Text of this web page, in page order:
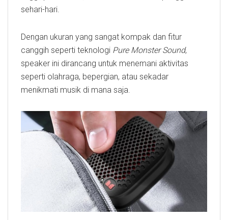
sehari-hari.
Dengan ukuran yang sangat kompak dan fitur
canggih seperti teknologi Pure Monster Sound,
speaker ini dirancang untuk menemani aktivitas
seperti olahraga, bepergian, atau sekadar
menikmati musik di mana saja.